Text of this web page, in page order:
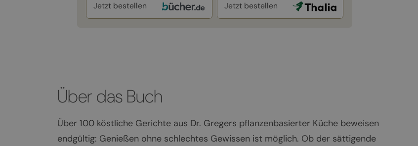
Jetzt bestellen Jetzt bestellen
Über das Buch
Über 100 köstliche Gerichte aus Dr. Gregers pflanzenbasierter Küche beweisen
endgültig: Genießen ohne schlechtes Gewissen ist möglich. Ob der sättigende